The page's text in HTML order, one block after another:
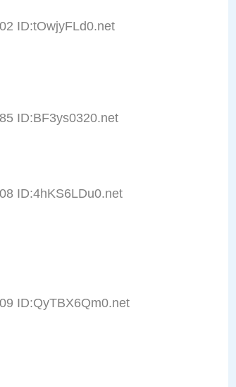
ID:tOwjyFLd0.net
ID:BF3ys0320.net
ID:4hKS6LDu0.net
ID:QyTBX6Qm0.net